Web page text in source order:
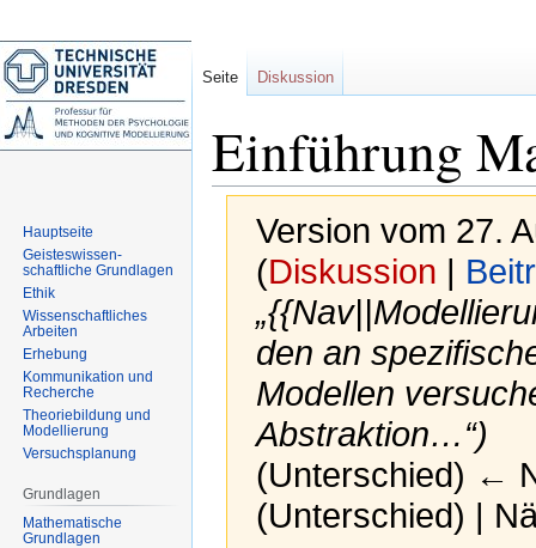
Einführung
Version vom 27.
(Diskussion |
den an
Modellen
Abstraktion…“)
(Unterschied) ←
(Unterschied) |
Seite Diskussion
Hauptseite
Geisteswissen-
schaftliche Grundlagen
Ethik
Wissenschaftliches
Arbeiten
Erhebung
Kommunikation und
Recherche
Theoriebildung und
Modellierung
Versuchsplanung
Grundlagen
Mathematische
Grundlagen